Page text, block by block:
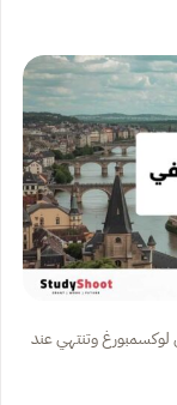
وتنتهي عند